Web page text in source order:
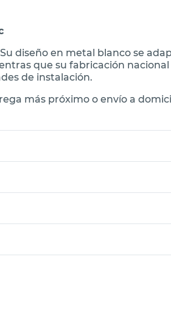
diseño en metal blanco se
que su fabricación nacional
de instalación.
más próximo o envío a